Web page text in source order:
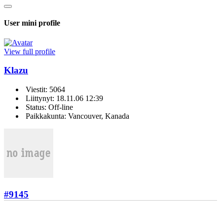
User mini profile
View full profile
Klazu
Viestit: 5064
Liittynyt: 18.11.06 12:39
Status: Off-line
Paikkakunta: Vancouver, Kanada
#9145